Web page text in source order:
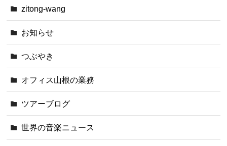
zitong-wang
お知らせ
つぶやき
オフィス山根の業務
ツアーブログ
世界の音楽ニュース